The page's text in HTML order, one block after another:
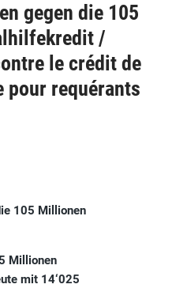
gegen die 105
/
le crédit de
pour requérants
105 Millionen
Millionen
mit 14‘025